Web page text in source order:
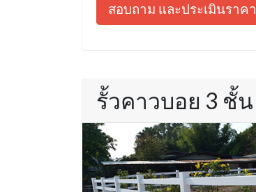
สอบถาม และประเมินราคา
รั้วคาวบอย 3 ชั้น